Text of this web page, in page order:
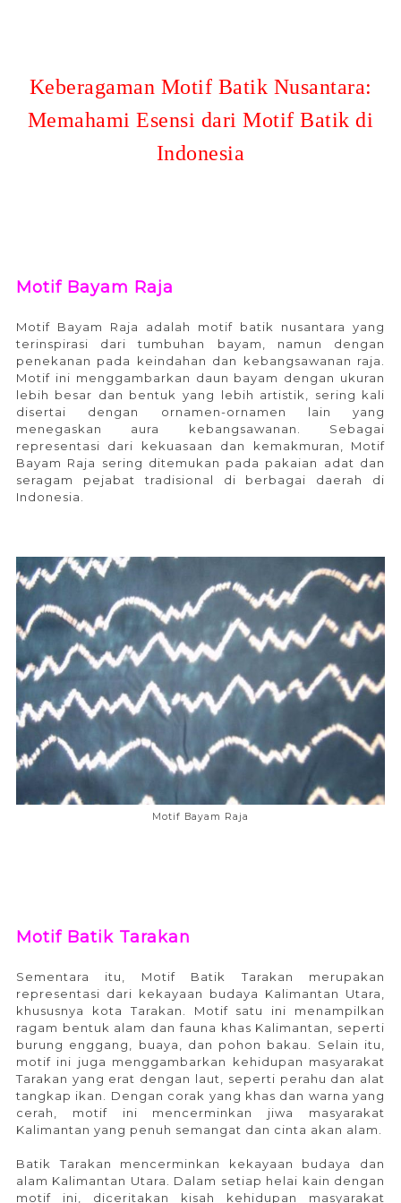
Keberagaman Motif Batik Nusantara:
Memahami Esensi dari Motif Batik di
Indonesia
Motif Bayam Raja
Motif Bayam Raja adalah motif batik nusantara yang
terinspirasi dari tumbuhan bayam, namun dengan
penekanan pada keindahan dan kebangsawanan raja.
Motif ini menggambarkan daun bayam dengan ukuran
lebih besar dan bentuk yang lebih artistik, sering kali
disertai dengan ornamen-ornamen lain yang
menegaskan aura kebangsawanan. Sebagai
representasi dari kekuasaan dan kemakmuran, Motif
Bayam Raja sering ditemukan pada pakaian adat dan
seragam pejabat tradisional di berbagai daerah di
Indonesia.
Motif Bayam Raja
Motif Batik Tarakan
Sementara itu, Motif Batik Tarakan merupakan
representasi dari kekayaan budaya Kalimantan Utara,
khususnya kota Tarakan. Motif satu ini menampilkan
ragam bentuk alam dan fauna khas Kalimantan, seperti
burung enggang, buaya, dan pohon bakau. Selain itu,
motif ini juga menggambarkan kehidupan masyarakat
Tarakan yang erat dengan laut, seperti perahu dan alat
tangkap ikan. Dengan corak yang khas dan warna yang
cerah, motif ini mencerminkan jiwa masyarakat
Kalimantan yang penuh semangat dan cinta akan alam.
Batik Tarakan mencerminkan kekayaan budaya dan
alam Kalimantan Utara. Dalam setiap helai kain dengan
motif ini, diceritakan kisah kehidupan masyarakat